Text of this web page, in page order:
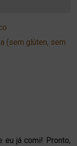
(sem glúten, sem
eu já comi! Pronto,